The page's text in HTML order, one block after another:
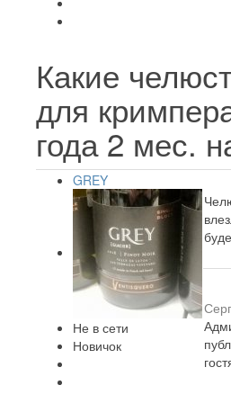
Какие
для
года 2 мес.
GREY
Не в сети
Новичок